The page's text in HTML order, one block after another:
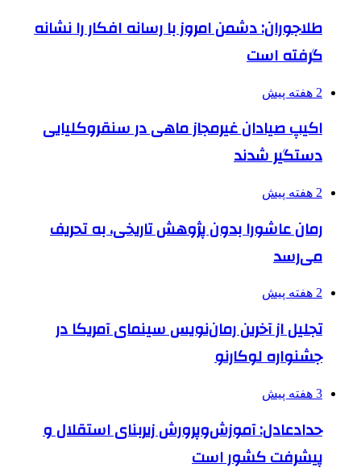
طلاجوران: دشمن امروز با رسانه افکار را نشانه
گرفته است
2 هفته پیش
اکیپ صیادان غیرمجاز ماهی در سنقروکلیایی
دستگیر شدند
2 هفته پیش
رمان عاشورا بدون پژوهش تاریخی، به تحریف
می‌رسد
2 هفته پیش
تجلیل از آخرین رمان‌نویس سینمای آمریکا در
جشنواره لوکارنو
3 هفته پیش
حدادعادل: آموزش‌وپرورش زیربنای استقلال و
پیشرفت کشور است